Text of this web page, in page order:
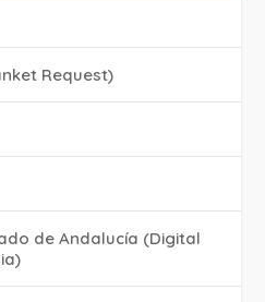
Request)
de Andalucía (Digital